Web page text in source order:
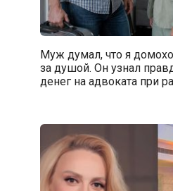
Муж думал, что я
за душой. Он узнал
денег на адвоката при